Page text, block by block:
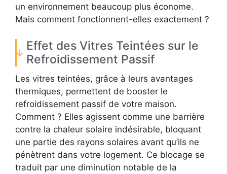
un environnement beaucoup plus économe.
Mais comment fonctionnent-elles exactement ?
Effet des Vitres Teintées sur le
Refroidissement Passif
Les vitres teintées, grâce à leurs avantages
thermiques, permettent de booster le
refroidissement passif de votre maison.
Comment ? Elles agissent comme une barrière
contre la chaleur solaire indésirable, bloquant
une partie des rayons solaires avant qu’ils ne
pénètrent dans votre logement. Ce blocage se
traduit par une diminution notable de la